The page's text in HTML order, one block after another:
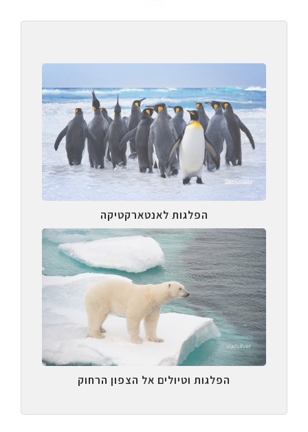
הפלגות לאנטארקטיקה
הפלגות וטיולים אל הצפון הרחוק